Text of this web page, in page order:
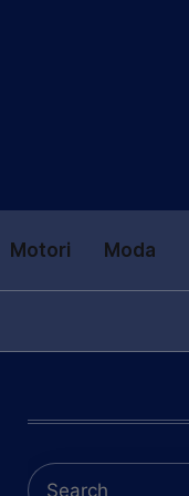
Motori Moda